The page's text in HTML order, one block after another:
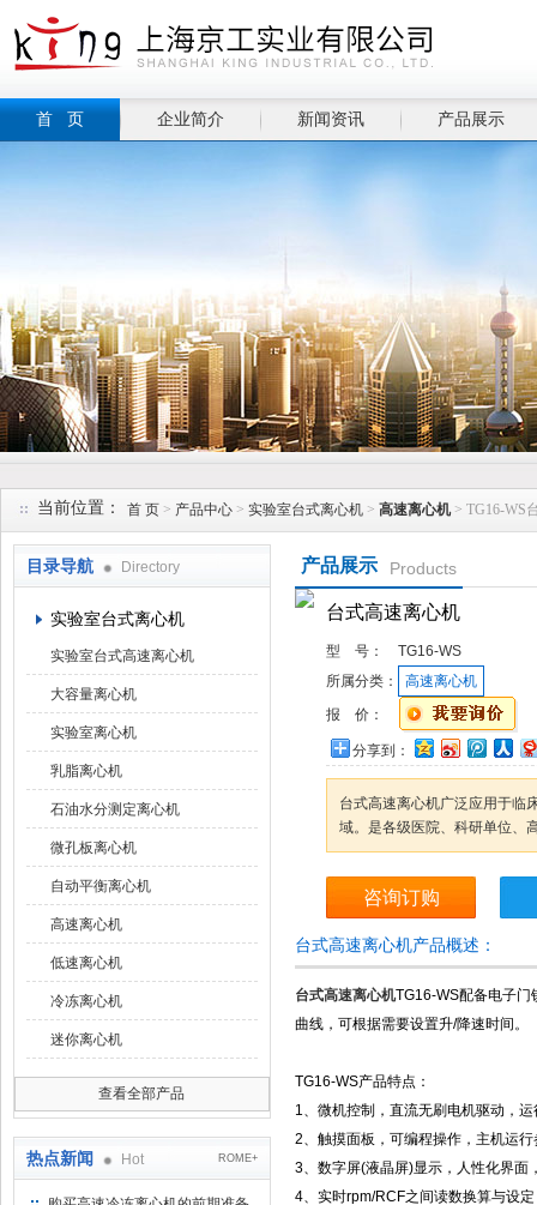
首 页 企业简介 新闻资讯 产品展示
当前位置： 首 页 > 产品中心 > 实验室台式离心机 > 高速离心机> TG16-WS
目录导航 Directory
实验室台式离心机
实验室台式高速离心机
大容量离心机
实验室离心机
乳脂离心机
石油水分测定离心机
微孔板离心机
自动平衡离心机
高速离心机
低速离心机
冷冻离心机
迷你离心机
查看全部产品
热点新闻 Hot ROME+
产品展示 Products
台式高速离心机
型 号：
TG16-WS
所属分类：
高速离心机
报 价：
分享到：
台式高速离心机广泛应用于临
域。是各级医院、科研单位、
咨询订购
台式高速离心机产品概述：
台式高速离心机TG16-WS配备电子门
曲线，可根据需要设置升/降速时间。
TG16-WS产品特点：
1、微机控制，直流无刷电机驱动，
2、触摸面板，可编程操作，主机运
3、数字屏(液晶屏)显示，人性化界面
4、实时rpm/RCF之间读数换算与设